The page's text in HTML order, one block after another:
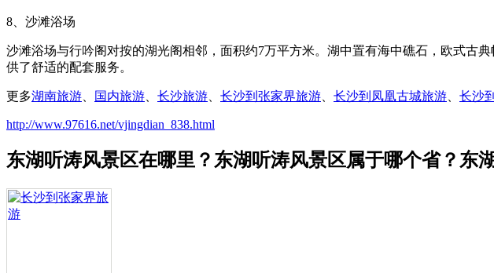
8、沙滩浴场
沙滩浴场与行吟阁对按的湖光阁相邻，面积约7万平方米。湖中置有海中礁石，欧式古
供了舒适的配套服务。
更多湖南旅游 国内旅游 长沙旅游 长沙到张家界旅游 长沙到凤凰古城旅游 长沙
http://www.97616.net/vjingdian_838.html
东湖听涛风景区在哪里？东湖听涛风景区属于哪个省？东